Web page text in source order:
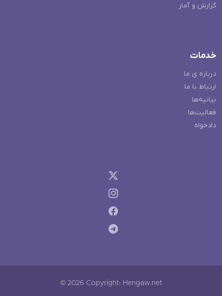
گزارش و آمار
خدمات
درباره ی ما
ارتباط با ما
بیانیه‌ها
فعالیت‌ها
دادخواه
© 2026 Copyright: Hengaw.net